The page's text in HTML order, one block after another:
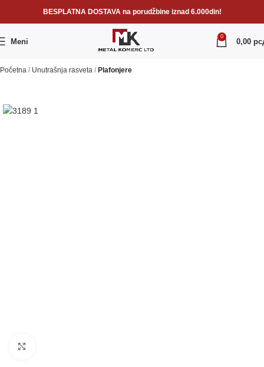
BESPLATNA DOSTAVA na porudžbine iznad 6.000din!
Meni
0
0,00
Početna Unutrašnja rasveta Plafonjere